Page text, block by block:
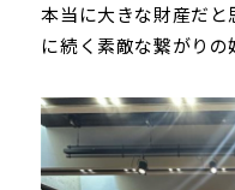
本当に大きな財産だと
に続く素敵な繋がりの